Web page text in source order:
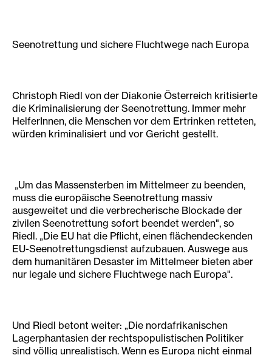
Seenotrettung und sichere Fluchtwege nach Europa
Christoph Riedl von der Diakonie Österreich kritisierte
die Kriminalisierung der Seenotrettung. Immer mehr
HelferInnen, die Menschen vor dem Ertrinken retteten,
würden kriminalisiert und vor Gericht gestellt.
„Um das Massensterben im Mittelmeer zu beenden,
muss die europäische Seenotrettung massiv
ausgeweitet und die verbrecherische Blockade der
zivilen Seenotrettung sofort beendet werden", so
Riedl. „Die EU hat die Pflicht, einen flächendeckenden
EU-Seenotrettungsdienst aufzubauen. Auswege aus
dem humanitären Desaster im Mittelmeer bieten aber
nur legale und sichere Fluchtwege nach Europa".
Und Riedl betont weiter: „Die nordafrikanischen
Lagerphantasien der rechtspopulistischen Politiker
sind völlig unrealistisch. Wenn es Europa nicht einmal